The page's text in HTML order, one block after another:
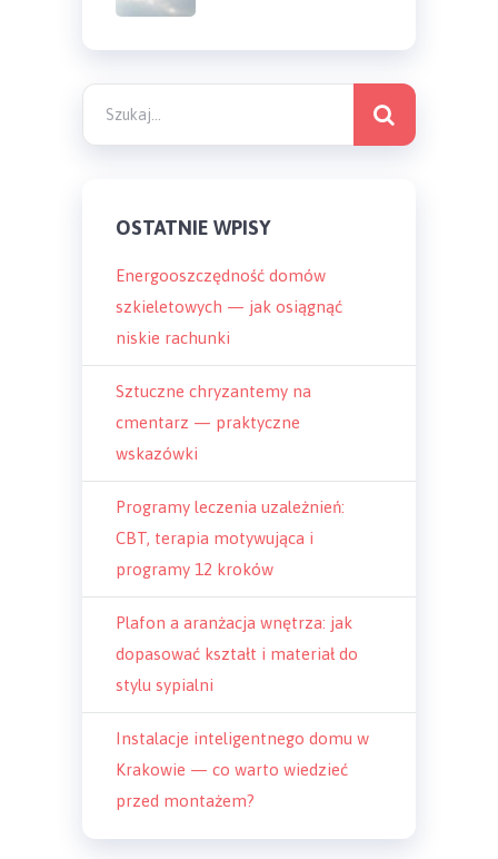
OSTATNIE WPISY
Energooszczędność domów
szkieletowych — jak osiągnąć
niskie rachunki
Sztuczne chryzantemy na
cmentarz — praktyczne
wskazówki
Programy leczenia uzależnień:
CBT, terapia motywująca i
programy 12 kroków
Plafon a aranżacja wnętrza: jak
dopasować kształt i materiał do
stylu sypialni
Instalacje inteligentnego domu w
Krakowie — co warto wiedzieć
przed montażem?